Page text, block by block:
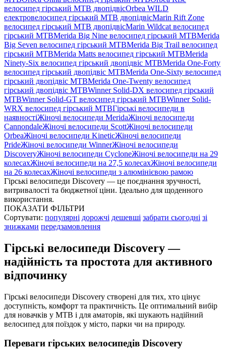
велосипед гірський MTB двопідвісOrbea WILD
електровелосипед гірський MTB двопідвісMarin Rift Zone
велосипед гірський MTB двопідвісMarin Wildcat велосипед
гірський MTBMerida Big Nine велосипед гірський MTBMerida
Big Seven велосипед гірський MTBMerida Big Trail велосипед
гірський MTBMerida Matts велосипед гірський MTBMerida
Ninety-Six велосипед гірський двопідвіс MTBMerida One-Forty
велосипед гірський двопідвіс MTBMerida One-Sixty велосипед
гірський двопідвіс MTBMerida One-Twenty велосипед
гірський двопідвіс MTBWinner Solid-DX велосипед гірський
MTBWinner Solid-GT велосипед гірський MTBWinner Solid-
WRX велосипед гірський MTBГірські велосипеди в
наявностіЖіночі велосипеди MeridaЖіночі велосипеди
CannondaleЖіночі велосипеди ScottЖіночі велосипеди
OrbeaЖіночі велосипеди KineticЖіночі велосипеди
PrideЖіночі велосипеди WinnerЖіночі велосипеди
DiscoveryЖіночі велосипеди CycloneЖіночі велосипеди на 29
колесахЖіночі велосипеди на 27,5 колесахЖіночі велосипеди
на 26 колесахЖіночі велосипеди з алюмінієвою рамою
Гірські велосипеди Discovery — це поєднання зручності,
витривалості та бюджетної ціни. Ідеально для щоденного
використання.
ПОКАЗАТИ ФІЛЬТРИ
Сортувати: популярні дорожчі дешевші забрати сьогодні зі
знижками передзамовлення
Гірські велосипеди Discovery —
надійність та простота для активного
відпочинку
Гірські велосипеди Discovery створені для тих, хто цінує
доступність, комфорт та практичність. Це оптимальний вибір
для новачків у MTB і для аматорів, які шукають надійний
велосипед для поїздок у місто, парки чи на природу.
Переваги гірських велосипедів Discovery